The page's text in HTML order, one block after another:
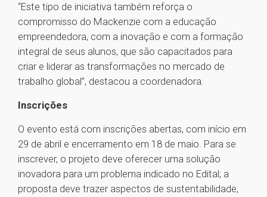
“Este tipo de iniciativa também reforça o
compromisso do Mackenzie com a educação
empreendedora, com a inovação e com a formação
integral de seus alunos, que são capacitados para
criar e liderar as transformações no mercado de
trabalho global”, destacou a coordenadora.
Inscrições
O evento está com inscrições abertas, com início em
29 de abril e encerramento em 18 de maio. Para se
inscrever, o projeto deve oferecer uma solução
inovadora para um problema indicado no Edital; a
proposta deve trazer aspectos de sustentabilidade,